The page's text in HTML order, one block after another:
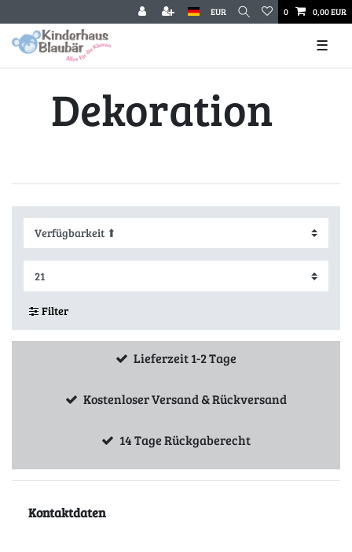
EUR 0 0,00 EUR
☰
Dekoration
Filter
Lieferzeit 1-2 Tage
Kostenloser Versand & Rückversand
14 Tage Rückgaberecht
Kontaktdaten